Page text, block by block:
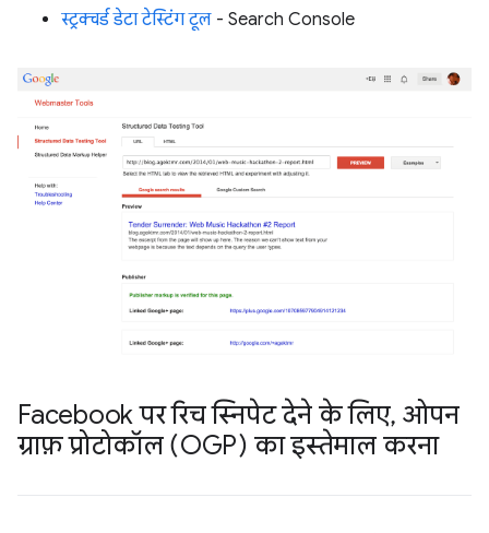
स्ट्रक्चर्ड डेटा टेस्टिंग टूल - Search Console
Facebook पर रिच स्निपेट देने के लिए, ओपन
ग्राफ़ प्रोटोकॉल (OGP) का इस्तेमाल करना